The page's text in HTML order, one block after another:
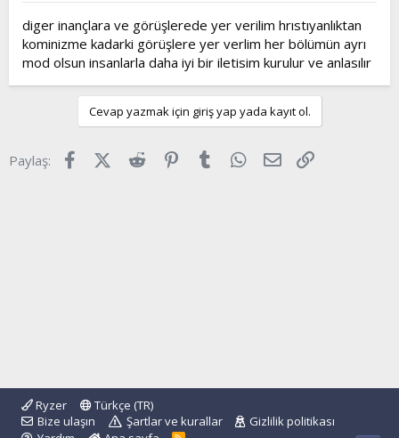
l
a
t
a
n
a
r
i
h
i
diger inançlara ve görüşlerede yer verilim hrıstıyanlıktan
kominizme kadarki görüşlere yer verlim her bölümün ayrı
mod olsun insanlarla daha iyi bir iletisim kurulur ve anlasılır
Cevap yazmak için giriş yap yada kayıt ol.
Paylaş: FacebookX (Twitter)
Reddit Pinterest
Tumblr WhatsApp
E-posta
Ryzer
Türkçe (TR)
Bize ulaşın
Şartlar ve kurallar
Gizlilik politikası